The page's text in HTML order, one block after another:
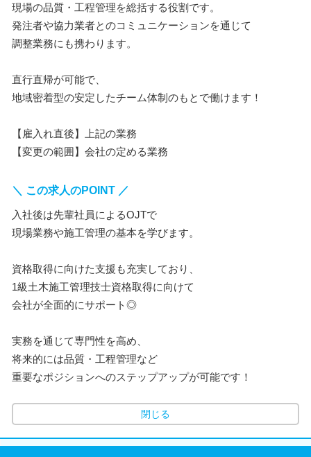
現場の品質・工程管理を総括する役割です。
発注者や協力業者とのコミュニケーションを通じて
調整業務にも携わります。
直行直帰が可能で、
地域密着型の安定したチーム体制のもとで働けます！
【雇入れ直後】上記の業務
【変更の範囲】会社の定める業務
＼ この求人のPOINT ／
入社後は先輩社員によるOJTで
現場業務や施工管理の基本を学びます。
資格取得に向けた支援も充実しており、
1級土木施工管理技士資格取得に向けて
会社が全面的にサポート◎
実務を通じて専門性を高め、
将来的には品質・工程管理など
重要なポジションへのステップアップが可能です！
閉じる